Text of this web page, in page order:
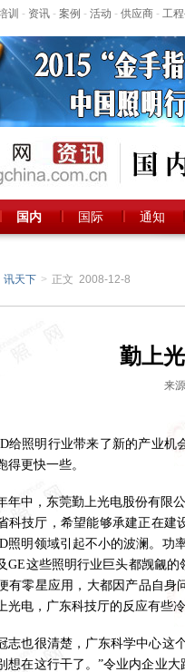
训 - 资讯 - 案例 - 活动 - 供应商 - 工程
国内 国际 通知
讯天下 > 正文 2008-12-8
勤上
来
给照明行业带来了新的产业机
得更快一些。
中，东莞勤上光电股份有限公
科技厅，希望能够承建正在建
照明领域引起不小的波澜。功
GE这些照明行业巨头都觊觎
有零星应用，大都因产品自身
光电，广东科技厅的反应有些冷
也很清楚，广东科学中心这个
想在这行干了。”令业内企业